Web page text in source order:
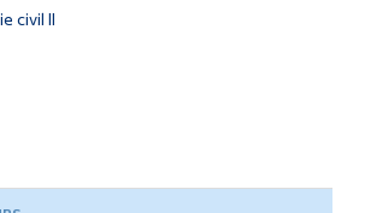
civil II